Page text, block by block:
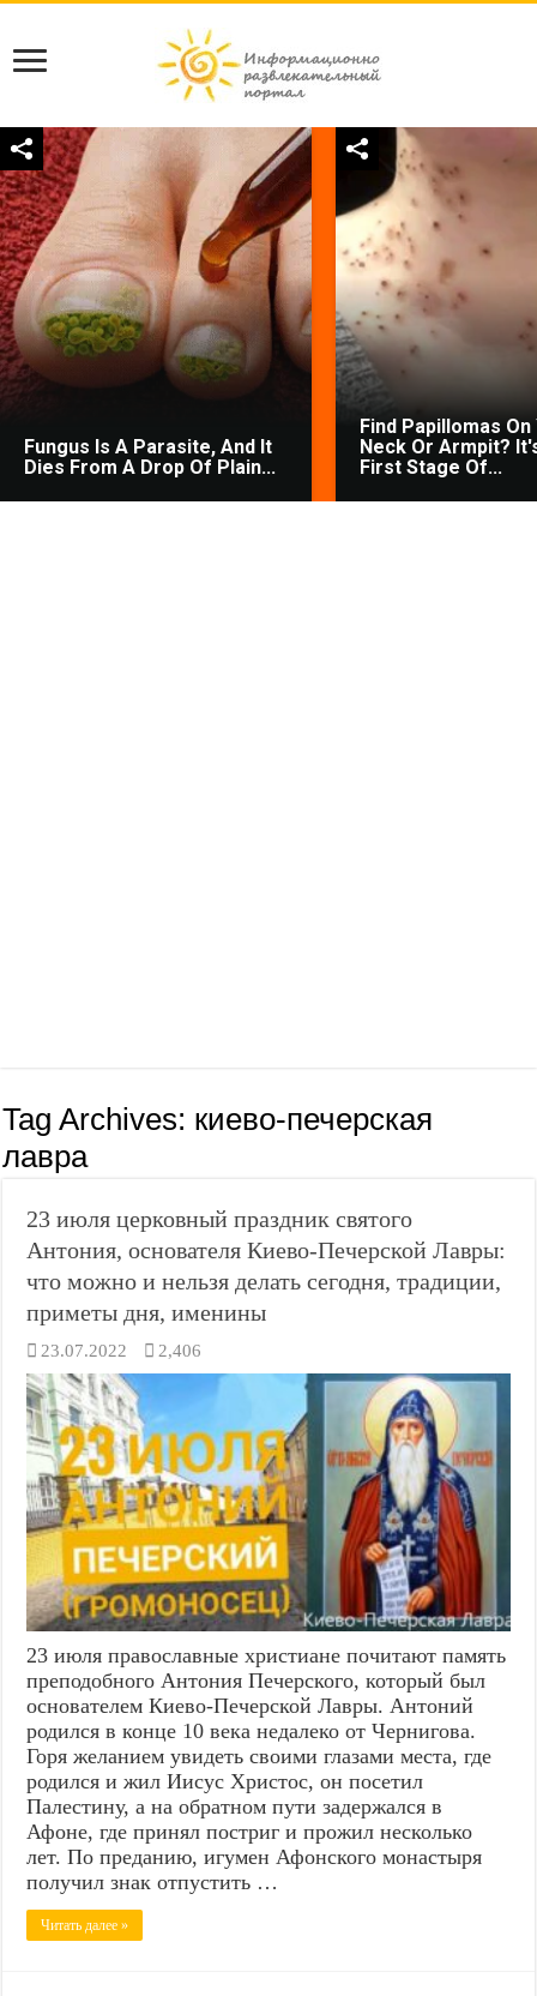
Fungus Is A Parasite, And It
Dies From A Drop Of Plain...
Find Papillomas On
Neck Or Armpit?
First Stage Of...
Tag Archives: киево-печерская
лавра
23 июля церковный праздник святого
Антония, основателя Киево-Печерской Лавры:
что можно и нельзя делать сегодня, традиции,
приметы дня, именины
23.07.2022 2,406
23 июля православные христиане почитают память
преподобного Антония Печерского, который был
основателем Киево-Печерской Лавры. Антоний
родился в конце 10 века недалеко от Чернигова.
Горя желанием увидеть своими глазами места, где
родился и жил Иисус Христос, он посетил
Палестину, а на обратном пути задержался в
Афоне, где принял постриг и прожил несколько
лет. По преданию, игумен Афонского монастыря
получил знак отпустить …
Читать далее »